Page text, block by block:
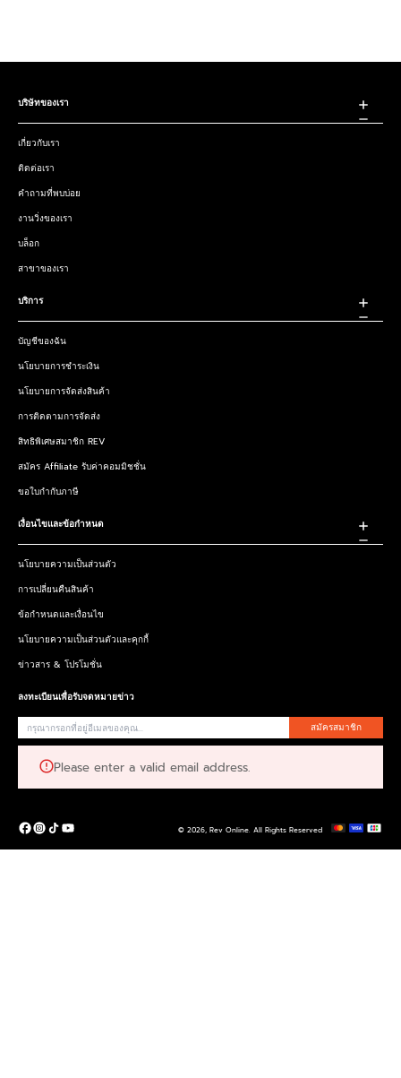
บริษัทของเรา
เกี่ยวกับเรา
ติดต่อเรา
คำถามที่พบบ่อย
งานวิ่งของเรา
บล็อก
สาขาของเรา
บริการ
บัญชีของฉัน
นโยบายการชำระเงิน
นโยบายการจัดส่งสินค้า
การติดตามการจัดส่ง
สิทธิพิเศษสมาชิก REV
สมัคร Affiliate รับค่าคอมมิชชั่น
ขอใบกำกับภาษี
เงื่อนไขและข้อกำหนด
นโยบายความเป็นส่วนตัว
การเปลี่ยนคืนสินค้า
ข้อกำหนดและเงื่อนไข
นโยบายความเป็นส่วนตัวและคุกกี้
ข่าวสาร & โปรโมชั่น
ลงทะเบียนเพื่อรับจดหมายข่าว
สมัครสมาชิก
Please enter a valid email address.
© 2026, Rev Online. All Rights Reserved